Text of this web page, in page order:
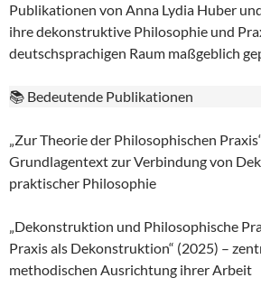
Publikationen von Anna Lydia Huber
ihre dekonstruktive Philosophie und
deutschsprachigen Raum maßgeblich
📚 Bedeutende Publikationen
„Zur Theorie der Philosophischen
Grundlagentext zur Verbindung von
praktischer Philosophie
„Dekonstruktion und Philosophische
Praxis als Dekonstruktion“ (2025) –
methodischen Ausrichtung ihrer Arbeit